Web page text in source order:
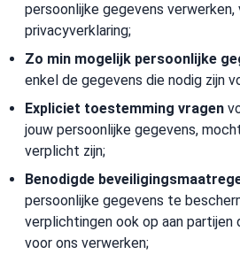
persoonlijke gegevens verwerken,
privacyverklaring;
Zo min mogelijk persoonlijke
enkel de gegevens die nodig zijn
Expliciet toestemming vragen
jouw persoonlijke gegevens,
verplicht zijn;
Benodigde
persoonlijke gegevens te
verplichtingen ook op aan partijen
voor ons verwerken;